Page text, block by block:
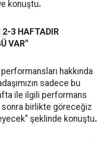
konuştu.
2-3 HAFTADIR
VAR"
hakkında
sadece bu
ile ilgili performans
birlikte göreceğiz
şeklinde konuştu.